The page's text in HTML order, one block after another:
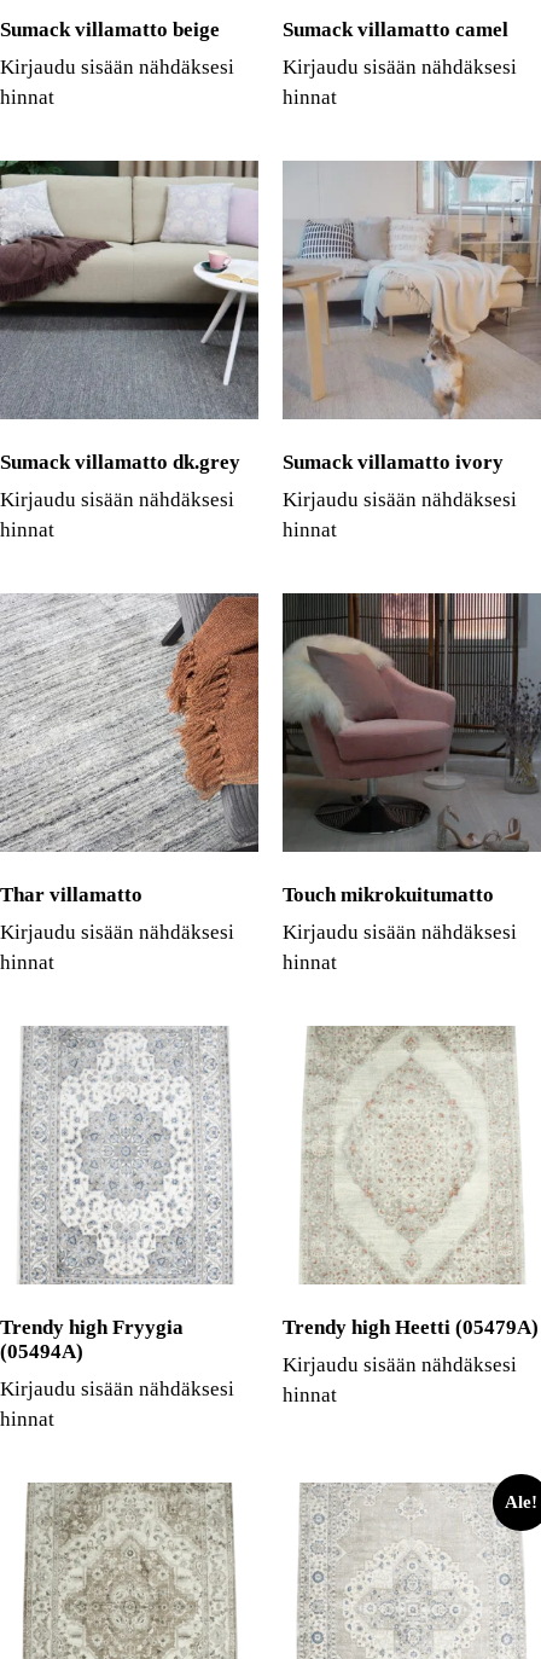
Sumack villamatto beige
Kirjaudu sisään nähdäksesi
hinnat
Sumack villamatto camel
Kirjaudu sisään nähdäksesi
hinnat
Sumack villamatto dk.grey
Kirjaudu sisään nähdäksesi
hinnat
Sumack villamatto ivory
Kirjaudu sisään nähdäksesi
hinnat
Thar villamatto
Kirjaudu sisään nähdäksesi
hinnat
Touch mikrokuitumatto
Kirjaudu sisään nähdäksesi
hinnat
Trendy high Fryygia
(05494A)
Kirjaudu sisään nähdäksesi
hinnat
Trendy high Heetti (05479A)
Kirjaudu sisään nähdäksesi
hinnat
Ale!